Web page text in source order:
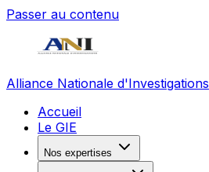
Passer au contenu
Alliance Nationale d'Investigations
Accueil
Le GIE
Nos expertises